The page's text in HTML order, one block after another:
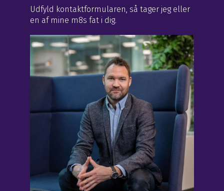
Udfyld kontaktformularen, så tager jeg eller
en af mine m8s fat i dig.